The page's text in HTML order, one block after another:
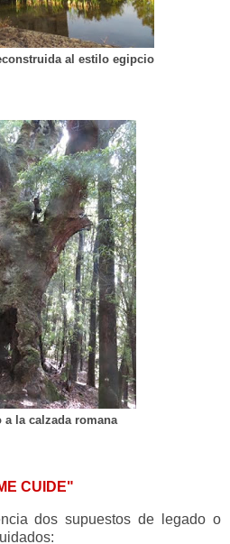
al estilo egipcio
la calzada romana
CUIDE"
dos supuestos de legado o